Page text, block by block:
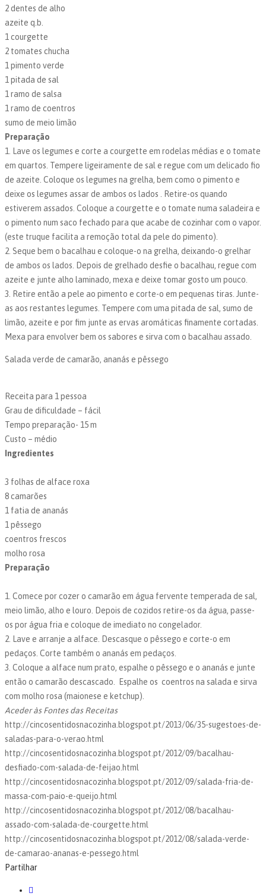
2 dentes de alho
azeite q.b.
1 courgette
2 tomates chucha
1 pimento verde
1 pitada de sal
1 ramo de salsa
1 ramo de coentros
sumo de meio limão
Preparação
1. Lave os legumes e corte a courgette em rodelas médias e o tomate
em quartos. Tempere ligeiramente de sal e regue com um delicado fio
de azeite. Coloque os legumes na grelha, bem como o pimento e
deixe os legumes assar de ambos os lados . Retire-os quando
estiverem assados. Coloque a courgette e o tomate numa saladeira e
o pimento num saco fechado para que acabe de cozinhar com o vapor.
(este truque facilita a remoção total da pele do pimento).
2. Seque bem o bacalhau e coloque-o na grelha, deixando-o grelhar
de ambos os lados. Depois de grelhado desfie o bacalhau, regue com
azeite e junte alho laminado, mexa e deixe tomar gosto um pouco.
3. Retire então a pele ao pimento e corte-o em pequenas tiras. Junte-
as aos restantes legumes. Tempere com uma pitada de sal, sumo de
limão, azeite e por fim junte as ervas aromáticas finamente cortadas.
Mexa para envolver bem os sabores e sirva com o bacalhau assado.
Salada verde de camarão, ananás e pêssego
Receita para 1 pessoa
Grau de dificuldade – fácil
Tempo preparação- 15 m
Custo – médio
Ingredientes
3 folhas de alface roxa
8 camarões
1 fatia de ananás
1 pêssego
coentros frescos
molho rosa
Preparação
1. Comece por cozer o camarão em água fervente temperada de sal,
meio limão, alho e louro. Depois de cozidos retire-os da água, passe-
os por água fria e coloque de imediato no congelador.
2. Lave e arranje a alface. Descasque o pêssego e corte-o em
pedaços. Corte também o ananás em pedaços.
3. Coloque a alface num prato, espalhe o pêssego e o ananás e junte
então o camarão descascado. Espalhe os coentros na salada e sirva
com molho rosa (maionese e ketchup).
Aceder às Fontes das Receitas
http://cincosentidosnacozinha.blogspot.pt/2013/06/35-sugestoes-de-
saladas-para-o-verao.html
http://cincosentidosnacozinha.blogspot.pt/2012/09/bacalhau-
desfiado-com-salada-de-feijao.html
http://cincosentidosnacozinha.blogspot.pt/2012/09/salada-fria-de-
massa-com-paio-e-queijo.html
http://cincosentidosnacozinha.blogspot.pt/2012/08/bacalhau-
assado-com-salada-de-courgette.html
http://cincosentidosnacozinha.blogspot.pt/2012/08/salada-verde-
de-camarao-ananas-e-pessego.html
Partilhar